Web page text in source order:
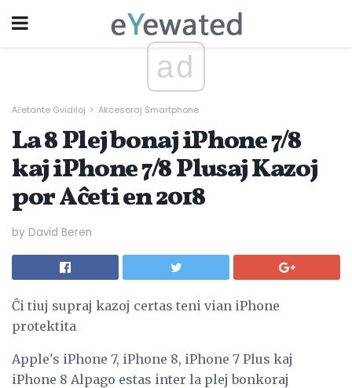
ad
Aĉetante Gvidiloj Akcesoraj Smartphone
La 8 Plej bonaj iPhone 7/8
kaj iPhone 7/8 Plusaj Kazoj
por Aĉeti en 2018
by David Beren
Ĉi tiuj supraj kazoj certas teni vian iPhone
protektita
Apple's iPhone 7, iPhone 8, iPhone 7 Plus kaj
iPhone 8 Alpago estas inter la plej bonkoraj